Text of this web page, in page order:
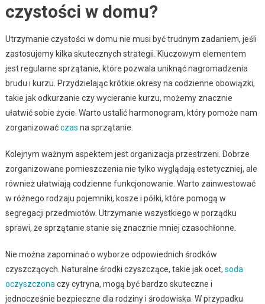
czystości w domu?
Utrzymanie czystości w domu nie musi być trudnym zadaniem, jeśli
zastosujemy kilka skutecznych strategii. Kluczowym elementem
jest regularne sprzątanie, które pozwala uniknąć nagromadzenia
brudu i kurzu. Przydzielając krótkie okresy na codzienne obowiązki,
takie jak odkurzanie czy wycieranie kurzu, możemy znacznie
ułatwić sobie życie. Warto ustalić harmonogram, który pomoże nam
zorganizowaćczas na sprzątanie.
Kolejnym ważnym aspektem jest organizacja przestrzeni. Dobrze
zorganizowane pomieszczenia nie tylko wyglądają estetyczniej, ale
również ułatwiają codzienne funkcjonowanie. Warto zainwestować
w różnego rodzaju pojemniki, kosze i półki, które pomogą w
segregacji przedmiotów. Utrzymanie wszystkiego w porządku
sprawi, że sprzątanie stanie się znacznie mniej czasochłonne.
Nie można zapominać o wyborze odpowiednich środków
czyszczących. Naturalne środki czyszczące, takie jak ocet, soda
oczyszczona czy cytryna, mogą być bardzo skuteczne i
jednocześnie bezpieczne dla rodziny i środowiska. W przypadku